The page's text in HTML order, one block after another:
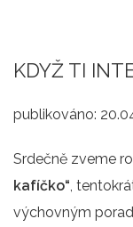
KDYŽ TI
publikováno:
Srdečně zveme
kafíčko“ ,
výchovným